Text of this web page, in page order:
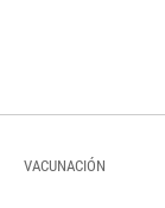
VACUNACIÓN